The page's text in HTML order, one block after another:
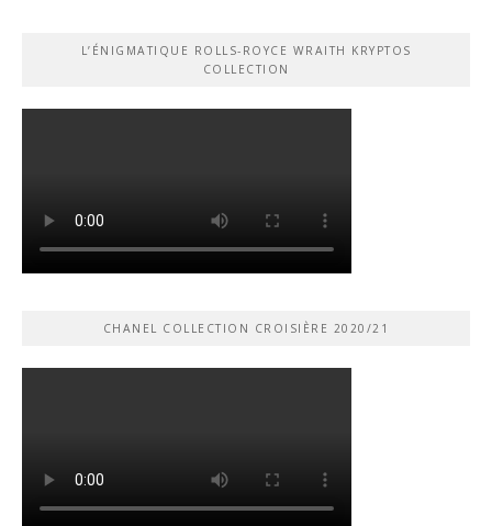
L’ÉNIGMATIQUE ROLLS-ROYCE WRAITH KRYPTOS
COLLECTION
CHANEL COLLECTION CROISIÈRE 2020/21